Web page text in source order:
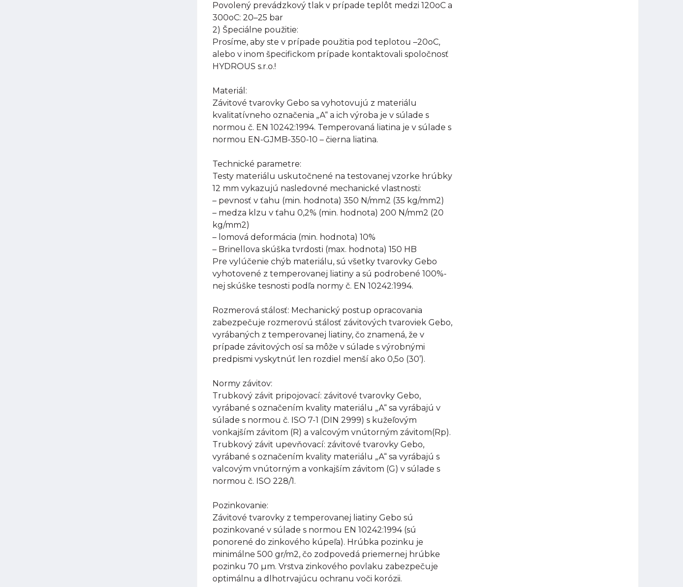
Povolený prevádzkový tlak v prípade teplôt medzi 120oC a
300oC: 20–25 bar
2) Špeciálne použitie:
Prosíme, aby ste v prípade použitia pod teplotou –20oC,
alebo v inom špecifickom prípade kontaktovali spoločnosť
HYDROUS s.r.o.!
Materiál:
Závitové tvarovky Gebo sa vyhotovujú z materiálu
kvalitatívneho označenia „A“ a ich výroba je v súlade s
normou č. EN 10242:1994. Temperovaná liatina je v súlade s
normou EN-GJMB-350-10 – čierna liatina.
Technické parametre:
Testy materiálu uskutočnené na testovanej vzorke hrúbky
12 mm vykazujú nasledovné mechanické vlastnosti:
– pevnosť v ťahu (min. hodnota) 350 N/mm2 (35 kg/mm2)
– medza klzu v ťahu 0,2% (min. hodnota) 200 N/mm2 (20
kg/mm2)
– lomová deformácia (min. hodnota) 10%
– Brinellova skúška tvrdosti (max. hodnota) 150 HB
Pre vylúčenie chýb materiálu, sú všetky tvarovky Gebo
vyhotovené z temperovanej liatiny a sú podrobené 100%-
nej skúške tesnosti podľa normy č. EN 10242:1994.
Rozmerová stálosť: Mechanický postup opracovania
zabezpečuje rozmerovú stálosť závitových tvaroviek Gebo,
vyrábaných z temperovanej liatiny, čo znamená, že v
prípade závitových osí sa môže v súlade s výrobnými
predpismi vyskytnúť len rozdiel menší ako 0,5o (30’).
Normy závitov:
Trubkový závit pripojovací: závitové tvarovky Gebo,
vyrábané s označením kvality materiálu „A“ sa vyrábajú v
súlade s normou č. ISO 7-1 (DIN 2999) s kužeľovým
vonkajším závitom (R) a valcovým vnútorným závitom(Rp).
Trubkový závit upevňovací: závitové tvarovky Gebo,
vyrábané s označením kvality materiálu „A“ sa vyrábajú s
valcovým vnútorným a vonkajším závitom (G) v súlade s
normou č. ISO 228/1.
Pozinkovanie:
Závitové tvarovky z temperovanej liatiny Gebo sú
pozinkované v súlade s normou EN 10242:1994 (sú
ponorené do zinkového kúpeľa). Hrúbka pozinku je
minimálne 500 gr/m2, čo zodpovedá priemernej hrúbke
pozinku 70 µm. Vrstva zinkového povlaku zabezpečuje
optimálnu a dlhotrvajúcu ochranu voči korózii.